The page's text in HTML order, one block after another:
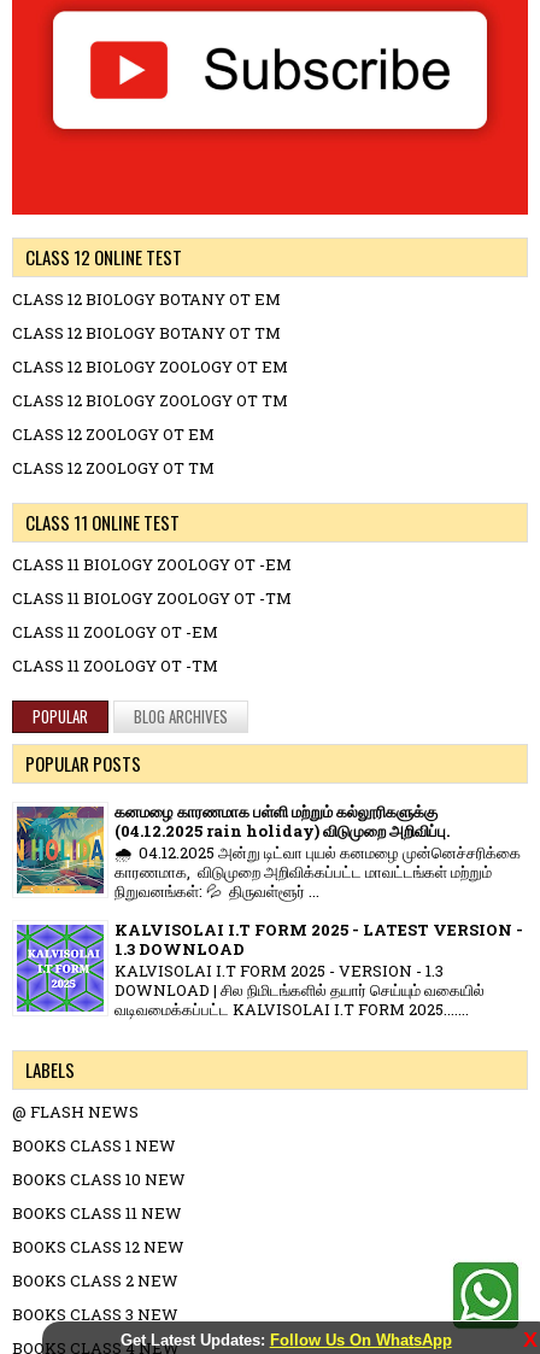
Get Latest Updates: Follow Us On WhatsApp X
CLASS 12 ONLINE TEST
CLASS 12 BIOLOGY BOTANY OT EM
CLASS 12 BIOLOGY BOTANY OT TM
CLASS 12 BIOLOGY ZOOLOGY OT EM
CLASS 12 BIOLOGY ZOOLOGY OT TM
CLASS 12 ZOOLOGY OT EM
CLASS 12 ZOOLOGY OT TM
CLASS 11 ONLINE TEST
CLASS 11 BIOLOGY ZOOLOGY OT -EM
CLASS 11 BIOLOGY ZOOLOGY OT -TM
CLASS 11 ZOOLOGY OT -EM
CLASS 11 ZOOLOGY OT -TM
POPULAR BLOG ARCHIVES
POPULAR POSTS
கனமழை காரணமாக பள்ளி மற்றும் கல்லூரிகளுக்கு
(04.12.2025 rain holiday) விடுமுறை அறிவிப்பு.
🌧️ 04.12.2025 அன்று டிட்வா புயல் கனமழை முன்னெச்சரிக்கை
காரணமாக, விடுமுறை அறிவிக்கப்பட்ட மாவட்டங்கள் மற்றும்
நிறுவனங்கள்: 💦 திருவள்ளூர் ...
KALVISOLAI I.T FORM 2025 - LATEST VERSION -
1.3 DOWNLOAD
KALVISOLAI I.T FORM 2025 - VERSION - 1.3
DOWNLOAD | சில நிமிடங்களில் தயார் செய்யும் வகையில்
வடிவமைக்கப்பட்ட KALVISOLAI I.T FORM 2025.......
LABELS
@ FLASH NEWS
BOOKS CLASS 1 NEW
BOOKS CLASS 10 NEW
BOOKS CLASS 11 NEW
BOOKS CLASS 12 NEW
BOOKS CLASS 2 NEW
BOOKS CLASS 3 NEW
BOOKS CLASS 4 NEW